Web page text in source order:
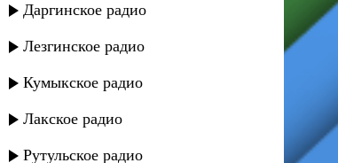
Даргинское радио
Лезгинское радио
Кумыкское радио
Лакское радио
Рутульское радио